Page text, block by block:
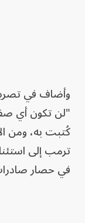
وأضاف في
"لن تكون أي
كُتبت به، ومن
ترمب إلى
في حصار